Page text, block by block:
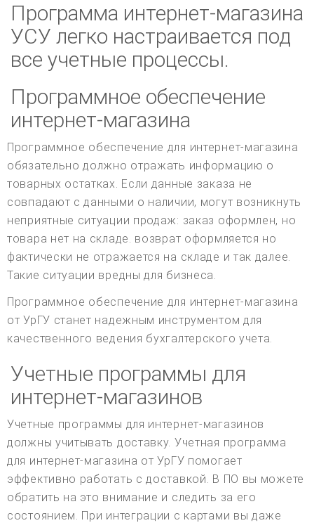
Программа интернет-магазина
УСУ легко настраивается под
все учетные процессы.
Программное обеспечение
интернет-магазина
Программное обеспечение для интернет-магазина
обязательно должно отражать информацию о
товарных остатках. Если данные заказа не
совпадают с данными о наличии, могут возникнуть
неприятные ситуации продаж: заказ оформлен, но
товара нет на складе. возврат оформляется но
фактически не отражается на складе и так далее.
Такие ситуации вредны для бизнеса.
Программное обеспечение для интернет-магазина
от УрГУ станет надежным инструментом для
качественного ведения бухгалтерского учета.
Учетные программы для
интернет-магазинов
Учетные программы для интернет-магазинов
должны учитывать доставку. Учетная программа
для интернет-магазина от УрГУ помогает
эффективно работать с доставкой. В ПО вы можете
обратить на это внимание и следить за его
состоянием. При интеграции с картами вы даже